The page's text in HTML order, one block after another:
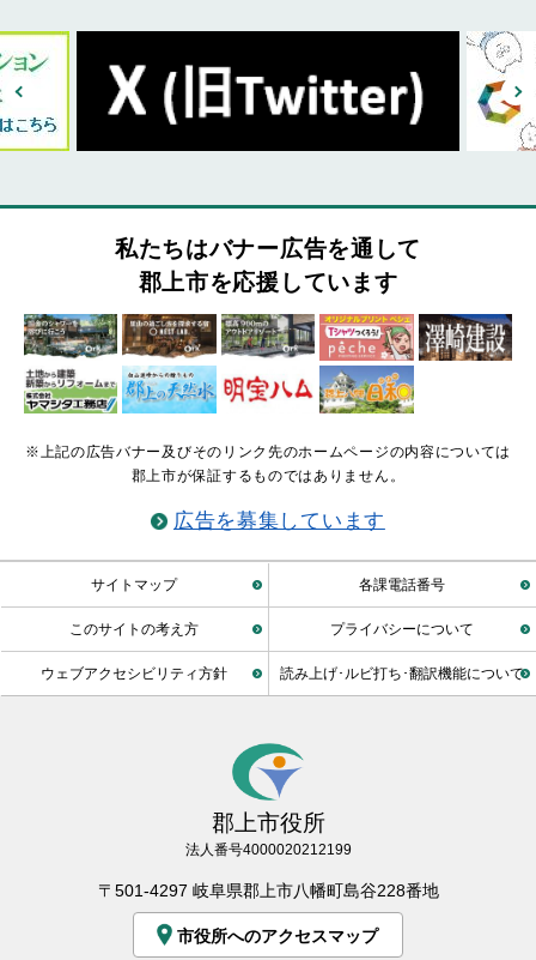
私たちはバナー広告を通して
郡上市を応援しています
※上記の広告バナー及びそのリンク先のホームページの内容については
郡上市が保証するものではありません。
広告を募集しています
サイトマップ 各課電話番号
このサイトの考え方 プライバシーについて
ウェブアクセシビリティ方針 読み上げ･ルビ打ち･翻訳機能について
郡上市役所
法人番号4000020212199
〒501-4297 岐阜県郡上市八幡町島谷228番地
市役所へのアクセスマップ